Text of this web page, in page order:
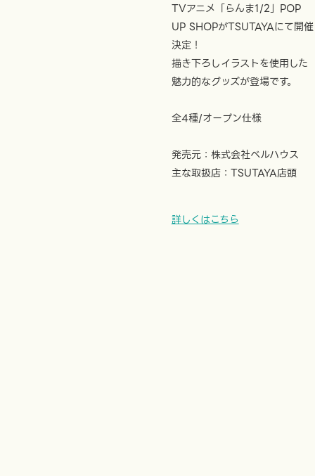
TVアニメ「らんま1/2」POP
UP SHOPがTSUTAYAにて開催
決定！
描き下ろしイラストを使用した
魅力的なグッズが登場です。
全4種/オープン仕様
発売元：株式会社ベルハウス
主な取扱店：TSUTAYA店頭
詳しくはこちら